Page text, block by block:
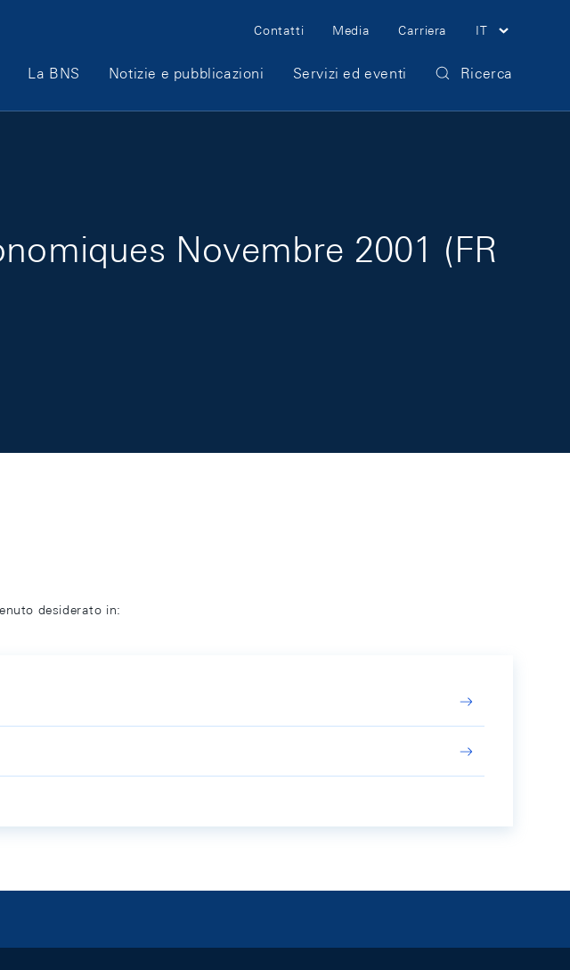
Meta Navigation
Contatti Media Carriera IT
Main Navigation
La BNS Notizie e pubblicazioni Servizi ed eventi Ricerca
Novembre 2001 (FR
desiderato in: